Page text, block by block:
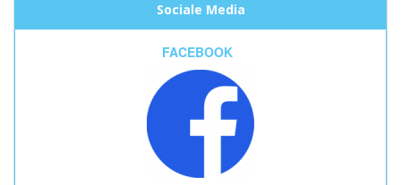
Sociale Media
FACEBOOK